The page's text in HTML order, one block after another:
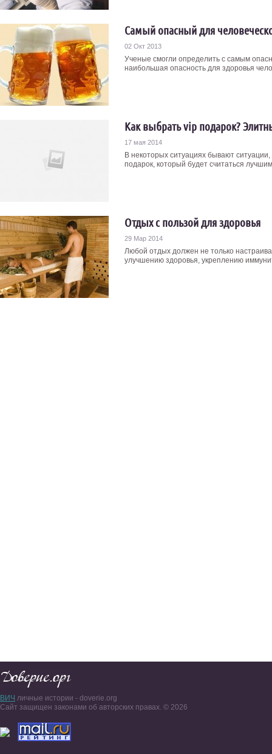
Самый опасный для
02 Окт 2013
Ученые смогли определить с самым
наибольшая опасность для здоровья
Как выбрать vip подарок?
17 мая 2014
В некоторых ситуациях бывают
подарок, который будет считаться
Отдых с пользой для здоровья
29 Мар 2014
Любой отдых должен не только
улучшению здоровья, укреплению
ВИЧ личные истории - doverie.org
Сайт защищен законами об авторских правах. © 2026